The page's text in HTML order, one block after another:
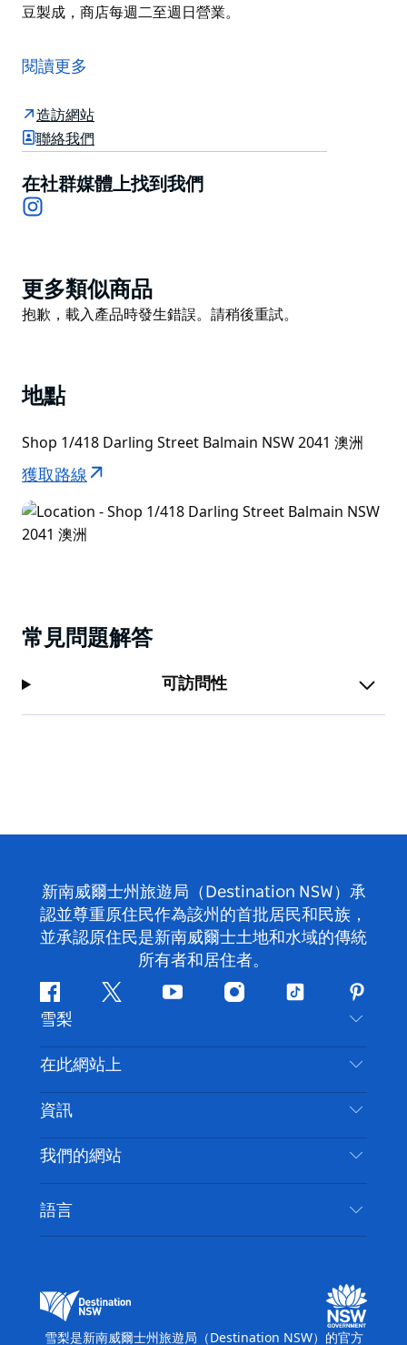
豆製成，商店每週二至週日營業。
一批狂熱粉絲，現在在巴爾曼 (Balmain) 擁有了自己的實
體咖啡館。這家陽光明媚的餐廳提供創意十足的羊角麵包
和糕點菜單，從土豆和海鹽羊角麵包到糖粉 kouign-
amann（用羊角麵包麵團製成的布列塔尼蛋糕）和楓樹
培根捲軸。咖啡採用在 Surry Hills 烘焙的 Single O 咖啡
豆製成，商店每週二至週日營業。
閱讀更多
造訪網站
聯絡我們
在社群媒體上找到我們
Product
List
更多類似商品
Product
抱歉，載入產品時發生錯誤。請稍後重試。
地點
Shop 1/418 Darling Street Balmain NSW 2041 澳洲
獲取路線
常見問題解答
可訪問性
新南威爾士州旅遊局（Destination NSW）承
認並尊重原住民作為該州的首批居民和民族，
並承認原住民是新南威爾士土地和水域的傳統
所有者和居住者。
Facebook嘰
喳
喳
Youtube Instagram
抖
雪梨
聯絡我們
免責聲明
隱私
Cookie 通知
在此網站上
目的地
要做的事情
新南威爾士州公路旅行
活動
住宿
資訊
旅行資訊
無障礙雪梨
列出您的業務
我們的網站
新南威爾士州旅遊局（Destination NSW）媒體中
心
語言
雪梨是新南威爾士州旅遊局（Destination NSW）的官方